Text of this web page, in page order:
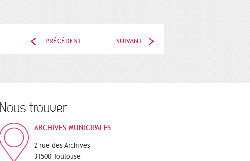
PRÉCÉDENT SUIVANT
Nous trouver
ARCHIVES MUNICIPALES
2 rue des Archives
31500 Toulouse